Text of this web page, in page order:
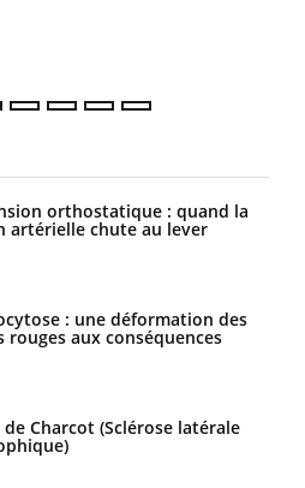
orthostatique : quand la
artérielle chute au lever
: une déformation des
rouges aux conséquences
Charcot (Sclérose latérale